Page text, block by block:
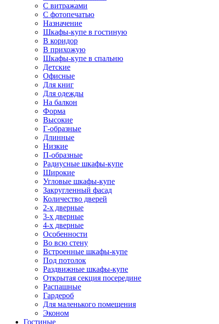
С витражами
С фотопечатью
Назначение
Шкафы-купе в гостиную
В коридор
В прихожую
Шкафы-купе в спальню
Детские
Офисные
Для книг
Для одежды
На балкон
Форма
Высокие
Г-образные
Длинные
Низкие
П-образные
Радиусные шкафы-купе
Широкие
Угловые шкафы-купе
Закругленный фасад
Количество дверей
2-х дверные
3-х дверные
4-х дверные
Особенности
Во всю стену
Встроенные шкафы-купе
Под потолок
Раздвижные шкафы-купе
Открытая секция посередине
Распашные
Гардероб
Для маленького помещения
Эконом
Гостиные